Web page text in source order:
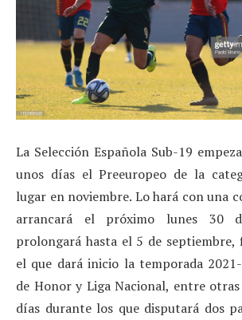
La Selección Española Sub-19
unos días el Preeuropeo de la
lugar en noviembre. Lo hará con una
arrancará el próximo lunes 30
prolongará hasta el 5 de septiembre,
el que dará inicio la temporada
de Honor y Liga Nacional, entre
días durante los que disputará dos